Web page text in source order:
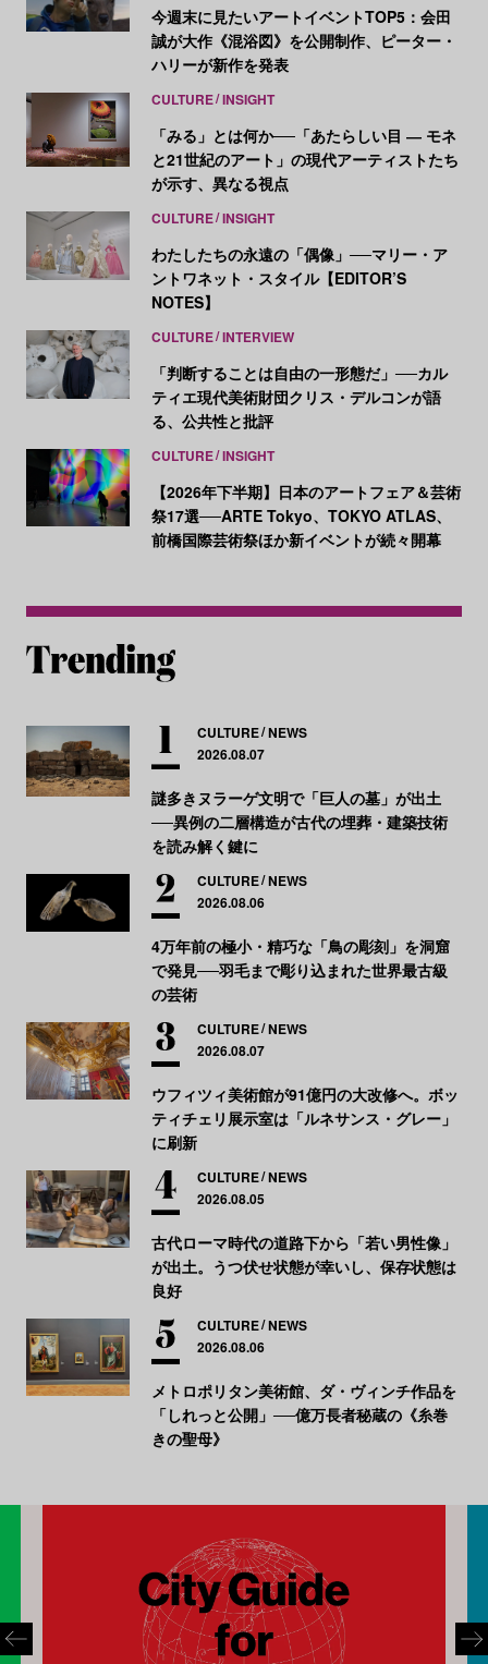
今週末に見たいアートイベントTOP5：会田
誠が大作《混浴図》を公開制作、ピーター・
ハリーが新作を発表
CULTURE INSIGHT
「みる」とは何か──「あたらしい目 ― モネ
と21世紀のアート」の現代アーティストたち
が示す、異なる視点
CULTURE INSIGHT
わたしたちの永遠の「偶像」──マリー・ア
ントワネット・スタイル【EDITOR’S
NOTES】
CULTURE INTERVIEW
「判断することは自由の一形態だ」──カル
ティエ現代美術財団クリス・デルコンが語
る、公共性と批評
CULTURE INSIGHT
【2026年下半期】日本のアートフェア＆芸術
祭17選──ARTE Tokyo、TOKYO ATLAS、
前橋国際芸術祭ほか新イベントが続々開幕
CULTURE NEWS
2026.08.07
謎多きヌラーゲ文明で「巨人の墓」が出土
──異例の二層構造が古代の埋葬・建築技術
を読み解く鍵に
CULTURE NEWS
2026.08.06
4万年前の極小・精巧な「鳥の彫刻」を洞窟
で発見──羽毛まで彫り込まれた世界最古級
の芸術
CULTURE NEWS
2026.08.07
ウフィツィ美術館が91億円の大改修へ。ボッ
ティチェリ展示室は「ルネサンス・グレー」
に刷新
CULTURE NEWS
2026.08.05
古代ローマ時代の道路下から「若い男性像」
が出土。うつ伏せ状態が幸いし、保存状態は
良好
CULTURE NEWS
2026.08.06
メトロポリタン美術館、ダ・ヴィンチ作品を
「しれっと公開」──億万長者秘蔵の《糸巻
きの聖母》